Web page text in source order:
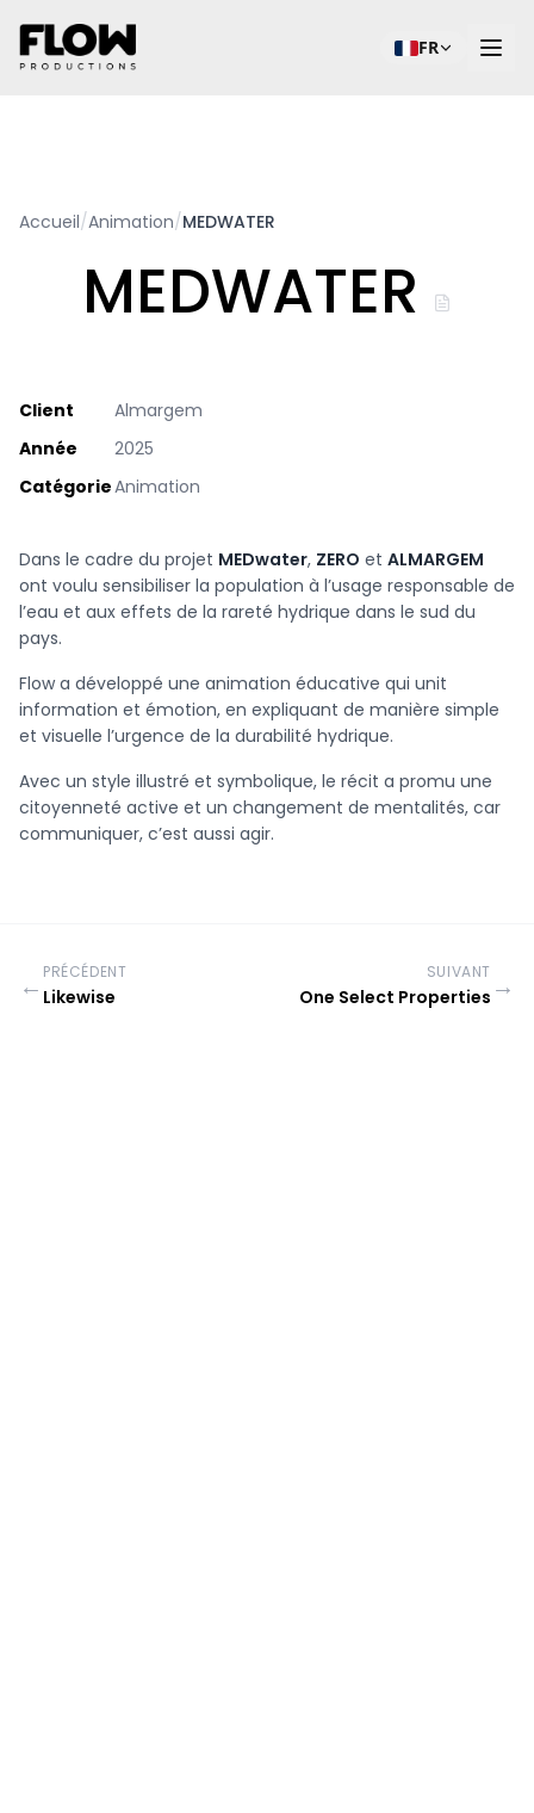
FR
Accueil/Animation/MEDWATER
MEDWATER
Client
Almargem
Année
2025
CatégorieAnimation
Dans le cadre du projet MEDwater, ZERO et ALMARGEM
ont voulu sensibiliser la population à l’usage responsable de
l’eau et aux effets de la rareté hydrique dans le sud du
pays.
Flow a développé une animation éducative qui unit
information et émotion, en expliquant de manière simple
et visuelle l’urgence de la durabilité hydrique.
Avec un style illustré et symbolique, le récit a promu une
citoyenneté active et un changement de mentalités, car
communiquer, c’est aussi agir.
← PRÉCÉDENT
Likewise
SUIVANT
One Select Properties →